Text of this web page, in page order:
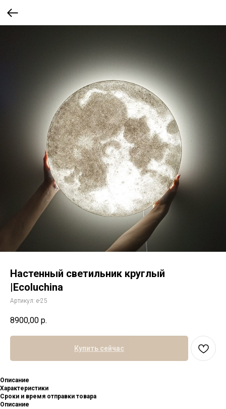
Настенный светильник круглый
|Ecoluchina
Артикул: е-25
8900,00 р.
Купить сейчас
Описание
Характеристики
Сроки и время отправки товара
Описание